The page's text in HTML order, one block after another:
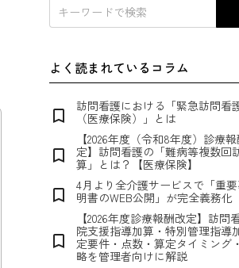
よく読まれているコラム
bookmark_border
訪問看護における「緊急訪問看
（医療保険）」とは
bookmark_border
【2026年度（令和8年度）診療
定】訪問看護の「難病等複数回
算」とは？【医療保険】
bookmark_border
4月より全介護サービスで「重
明書のWEB公開」が完全義務化
bookmark_border
【2026年度診療報酬改定】訪問
院支援指導加算・特別管理指導
定要件・点数・算定タイミング
略を管理者向けに解説